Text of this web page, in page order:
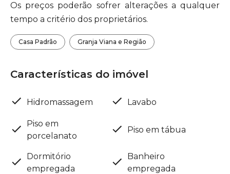
Os preços poderão sofrer alterações a qualquer
tempo a critério dos proprietários.
Casa Padrão Granja Viana e Região
Características do imóvel
Hidromassagem Lavabo
Piso em
porcelanato
Piso em tábua
Dormitório
empregada
Banheiro
empregada